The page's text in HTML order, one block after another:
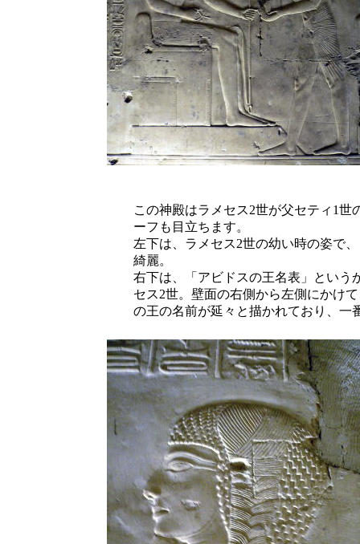
この神殿はラメセス2世が父セティ1
ーフも目立ちます。
左下は、ラメセス2世の幼い時の姿で
綺麗。
右下は、「アビドスの王名表」という
セス2世。壁面の右側から左側にかけ
の王の名前が延々と描かれており、一